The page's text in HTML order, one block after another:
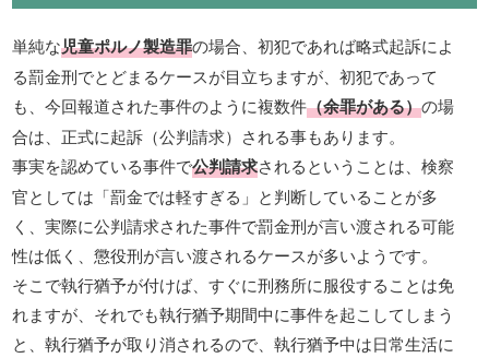
単純な児童ポルノ製造罪の場合、初犯であれば略式起訴によ
る罰金刑でとどまるケースが目立ちますが、初犯であって
も、今回報道された事件のように複数件（余罪がある）の場
合は、正式に起訴（公判請求）される事もあります。
事実を認めている事件で公判請求されるということは、検察
官としては「罰金では軽すぎる」と判断していることが多
く、実際に公判請求された事件で罰金刑が言い渡される可能
性は低く、懲役刑が言い渡されるケースが多いようです。
そこで執行猶予が付けば、すぐに刑務所に服役することは免
れますが、それでも執行猶予期間中に事件を起こしてしまう
と、執行猶予が取り消されるので、執行猶予中は日常生活に